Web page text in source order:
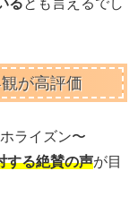
るとも言えるでし
が高評価
ライズン〜
する絶賛の声が目